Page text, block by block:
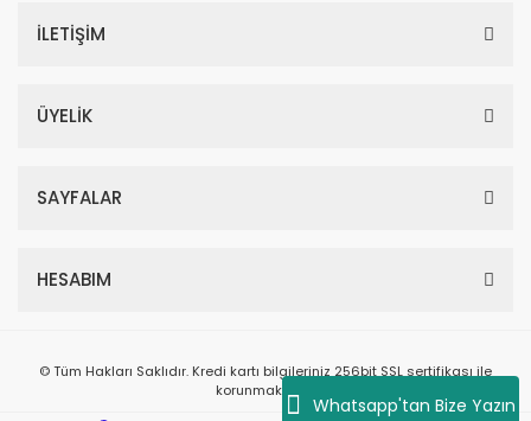
Whatsapp'tan Bize Yazın
İLETİŞİM
ÜYELİK
SAYFALAR
HESABIM
© Tüm Hakları Saklıdır. Kredi kartı bilgileriniz 256bit SSL sertifikası ile
korunmaktadır.